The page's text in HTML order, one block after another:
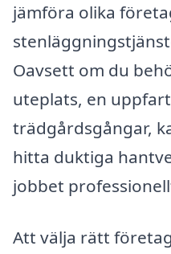
jämföra olika
Oavsett om du
uteplats, en
trädgårdsgångar,
hitta duktiga
jobbet
Att välja rätt